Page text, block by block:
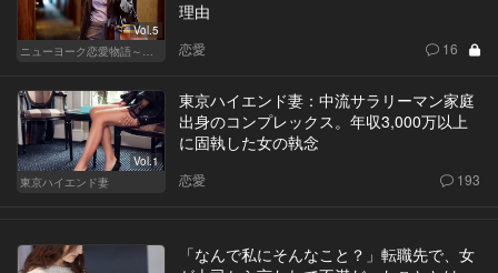
Vol.5
ニューヨーク恋愛物語～商社マン遥斗の場合～
理由
恋愛 16
Vol.1
東京ハイエンド妻
東京ハイエンド妻：中流サラリーマン家庭
出身のコンプレックス。年収3,000万以上
に固執した女の執念
恋愛 193
「なんで私にそんなこと？」転職先で、女